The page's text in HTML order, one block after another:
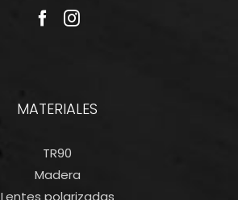
MATERIALES
TR90
Madera
Lentes polarizadas